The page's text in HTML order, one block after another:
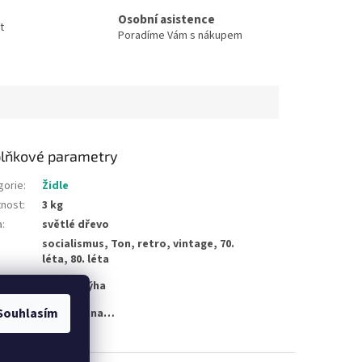
Osobní asistence
Poradíme Vám s nákupem
parametry
:
Židle
:
3 kg
:
světlé dřevo
socialismus, Ton, retro, vintage, 70.
léta, 80. léta
:
dřevo, dýha
byla vyprodána…